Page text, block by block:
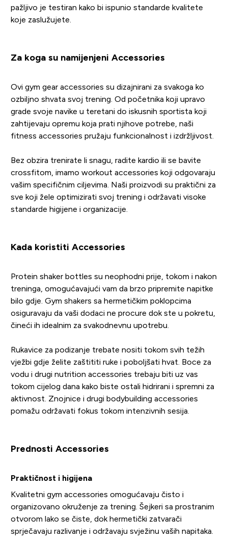
pažljivo je testiran kako bi ispunio standarde kvalitete
koje zaslužujete.
Za koga su namijenjeni Accessories
Ovi gym gear accessories su dizajnirani za svakoga ko
ozbiljno shvata svoj trening. Od početnika koji upravo
grade svoje navike u teretani do iskusnih sportista koji
zahtijevaju opremu koja prati njihove potrebe, naši
fitness accessories pružaju funkcionalnost i izdržljivost.
Bez obzira trenirate li snagu, radite kardio ili se bavite
crossfitom, imamo workout accessories koji odgovaraju
vašim specifičnim ciljevima. Naši proizvodi su praktični za
sve koji žele optimizirati svoj trening i održavati visoke
standarde higijene i organizacije.
Kada koristiti Accessories
Protein shaker bottles su neophodni prije, tokom i nakon
treninga, omogućavajući vam da brzo pripremite napitke
bilo gdje. Gym shakers sa hermetičkim poklopcima
osiguravaju da vaši dodaci ne procure dok ste u pokretu,
čineći ih idealnim za svakodnevnu upotrebu.
Rukavice za podizanje trebate nositi tokom svih težih
vježbi gdje želite zaštititi ruke i poboljšati hvat. Boce za
vodu i drugi nutrition accessories trebaju biti uz vas
tokom cijelog dana kako biste ostali hidrirani i spremni za
aktivnost. Znojnice i drugi bodybuilding accessories
pomažu održavati fokus tokom intenzivnih sesija.
Prednosti Accessories
Praktičnost i higijena
Kvalitetni gym accessories omogućavaju čisto i
organizovano okruženje za trening. Šejkeri sa prostranim
otvorom lako se čiste, dok hermetički zatvarači
sprječavaju razlivanje i održavaju svježinu vaših napitaka.